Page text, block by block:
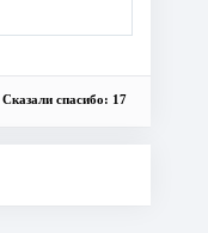
Сказали спасибо: 17